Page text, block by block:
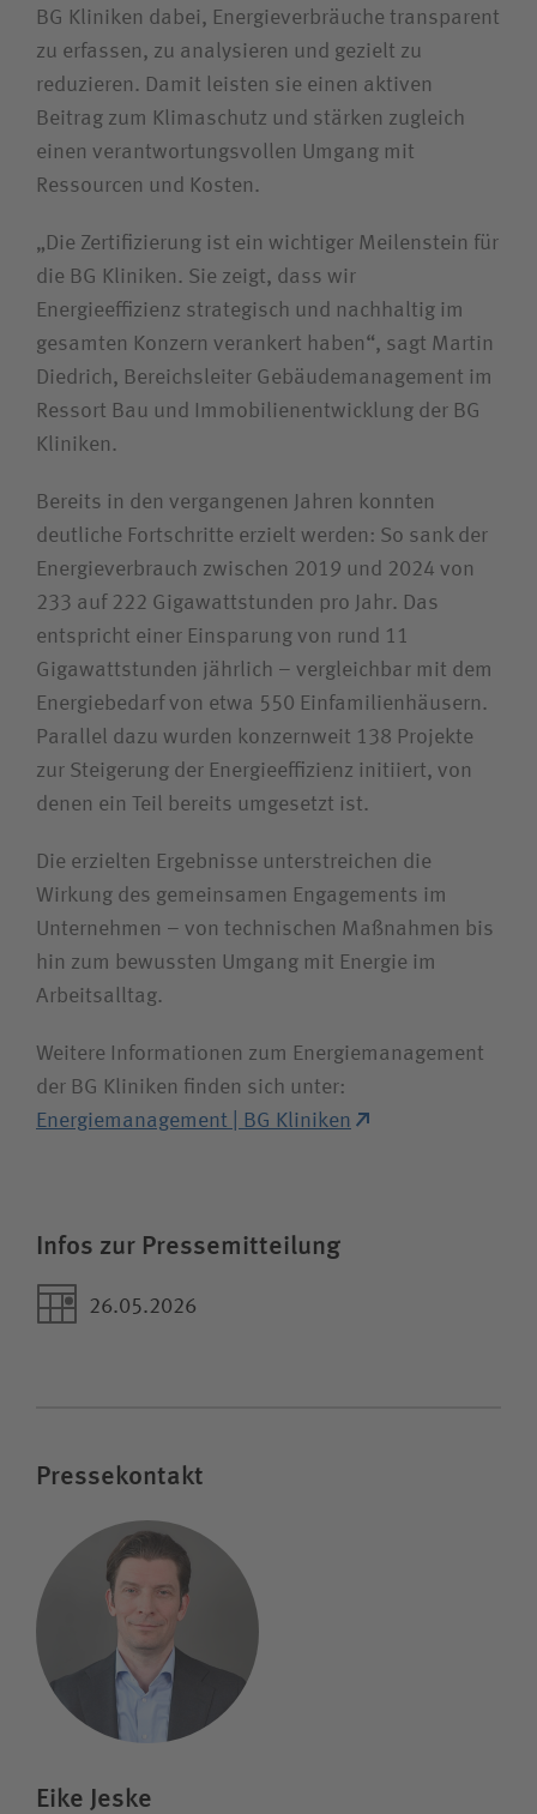
Ich bin
Patientin/Patient
Besucherin/Besucher
Unfallversicherungsträger
Zuweiserin/Zuweiser
Bewerberin/Bewerber
BG Kliniken dabei, Energieverbräuche transparent
zu erfassen, zu analysieren und gezielt zu
reduzieren. Damit leisten sie einen aktiven
Beitrag zum Klimaschutz und stärken zugleich
einen verantwortungsvollen Umgang mit
Ressourcen und Kosten.
„Die Zertifizierung ist ein wichtiger Meilenstein für
die BG Kliniken. Sie zeigt, dass wir
Energieeffizienz strategisch und nachhaltig im
gesamten Konzern verankert haben“, sagt Martin
Diedrich, Bereichsleiter Gebäudemanagement im
Ressort Bau und Immobilienentwicklung der BG
Kliniken.
Bereits in den vergangenen Jahren konnten
deutliche Fortschritte erzielt werden: So sank der
Energieverbrauch zwischen 2019 und 2024 von
233 auf 222 Gigawattstunden pro Jahr. Das
entspricht einer Einsparung von rund 11
Gigawattstunden jährlich – vergleichbar mit dem
Energiebedarf von etwa 550 Einfamilienhäusern.
Parallel dazu wurden konzernweit 138 Projekte
zur Steigerung der Energieeffizienz initiiert, von
denen ein Teil bereits umgesetzt ist.
Die erzielten Ergebnisse unterstreichen die
Wirkung des gemeinsamen Engagements im
Unternehmen – von technischen Maßnahmen bis
hin zum bewussten Umgang mit Energie im
Arbeitsalltag.
Weitere Informationen zum Energiemanagement
der BG Kliniken finden sich unter:
Energiemanagement | BG Kliniken
Infos zur Pressemitteilung
26.05.2026
Pressekontakt
Eike Jeske